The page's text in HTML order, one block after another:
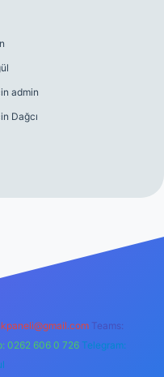
admin
Dağcı
Teams:
0262 606 0 726 Telegram: